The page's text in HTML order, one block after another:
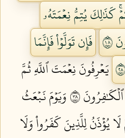
كَذَٰلِكَ يُتِمُّ نِعۡمَتَهُۥ
فَإِن تَوَلَّوۡاْ فَإِنَّمَا
يَعۡرِفُونَ نِعۡمَتَ ٱللَّهِ ثُمَّ
٨٣
وَيَوۡمَ نَبۡعَثُ
يُؤۡذَنُ لِلَّذِينَ كَفَرُواْ وَلَا